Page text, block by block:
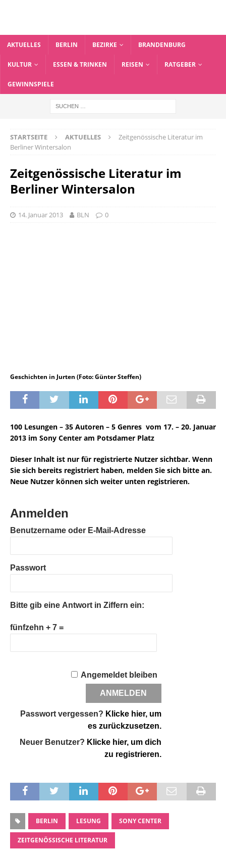
AKTUELLES BERLIN BEZIRKE BRANDENBURG
KULTUR ESSEN & TRINKEN REISEN RATGEBER
GEWINNSPIELE
STARTSEITE AKTUELLES
Zeitgenössische Literatur im
Berliner Wintersalon
Zeitgenössische Literatur im
Berliner Wintersalon
14. Januar 2013 BLN 0
Geschichten in Jurten (Foto: Günter Steffen)
100 Lesungen – 35 Autoren – 5 Genres vom 17. – 20. Januar
2013 im Sony Center am Potsdamer Platz
Dieser Inhalt ist nur für registrierte Nutzer sichtbar. Wenn
Sie sich bereits registriert haben, melden Sie sich bitte an.
Neue Nutzer können sich weiter unten registrieren.
Anmelden
Benutzername oder E-Mail-Adresse
Passwort
Bitte gib eine Antwort in Ziffern ein:
fünfzehn + 7 =
Angemeldet bleiben
Passwort vergessen? Klicke hier, um
es zurückzusetzen.
Neuer Benutzer? Klicke hier, um dich
zu registrieren.
BERLIN LESUNG SONY CENTER
ZEITGENÖSSISCHE LITERATUR